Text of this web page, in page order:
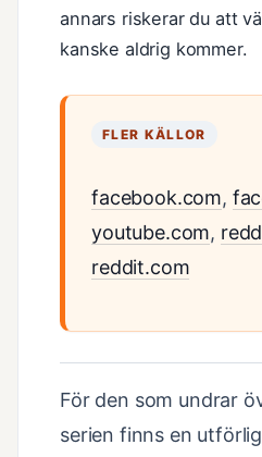
annars riskerar du att
kanske aldrig kommer.
FLER KÄLLOR
facebook.com,
youtube.com,
reddit.com
För den som undrar
serien finns en